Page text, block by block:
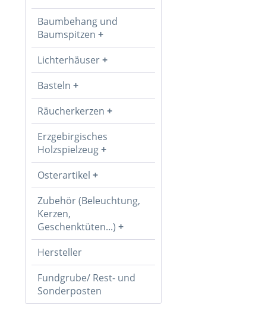
Baumbehang und
Baumspitzen
Lichterhäuser
Basteln
Räucherkerzen
Erzgebirgisches
Holzspielzeug
Osterartikel
Zubehör (Beleuchtung,
Kerzen,
Geschenktüten...)
Hersteller
Fundgrube/ Rest- und
Sonderposten